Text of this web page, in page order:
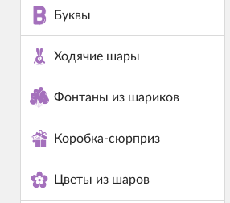
Буквы
Ходячие шары
Фонтаны из шариков
Коробка-сюрприз
Цветы из шаров